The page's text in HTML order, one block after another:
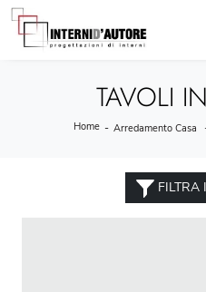
TAVOLI
Home - Arredamento Casa
FILTRA